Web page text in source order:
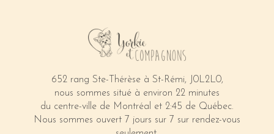
652 rang Ste-Thérèse à St-Rémi, J0L2L0,
nous sommes situé à environ 22 minutes
du centre-ville de Montréal et 2:45 de Québec.
Nous sommes ouvert 7 jours sur 7 sur rendez-vous